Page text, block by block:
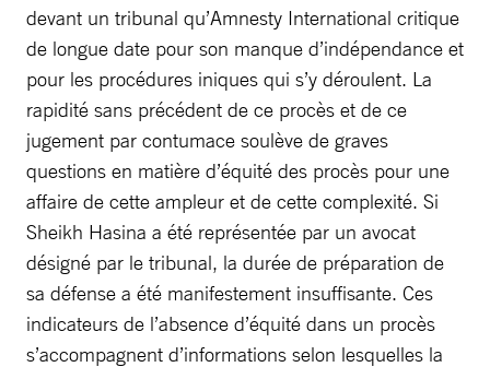
devant un tribunal qu’Amnesty International critique
de longue date pour son manque d’indépendance et
pour les procédures iniques qui s’y déroulent. La
rapidité sans précédent de ce procès et de ce
jugement par contumace soulève de graves
questions en matière d’équité des procès pour une
affaire de cette ampleur et de cette complexité. Si
Sheikh Hasina a été représentée par un avocat
désigné par le tribunal, la durée de préparation de
sa défense a été manifestement insuffisante. Ces
indicateurs de l’absence d’équité dans un procès
s’accompagnent d’informations selon lesquelles la